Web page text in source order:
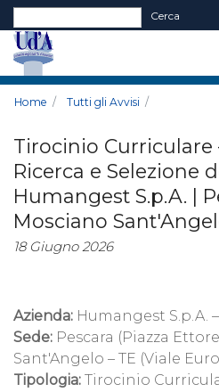
Form di ricerca
Cerca
Home Tutti gli Avvisi
Tirocinio Curriculare
Ricerca e Selezione
Humangest S.p.A. |
Mosciano
18 Giugno 2026
Azienda: Humangest S.p.A.
Sede: Pescara (Piazza
Sant'Angelo – TE (Viale
Tipologia: Tirocinio